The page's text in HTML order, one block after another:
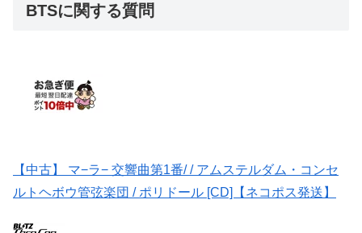
BTSに関する質問
【中古】 マ−ラ− 交響曲第1番/ / アムステルダム・コンセ
ルトヘボウ管弦楽団 / ポリドール [CD]【ネコポス発送】